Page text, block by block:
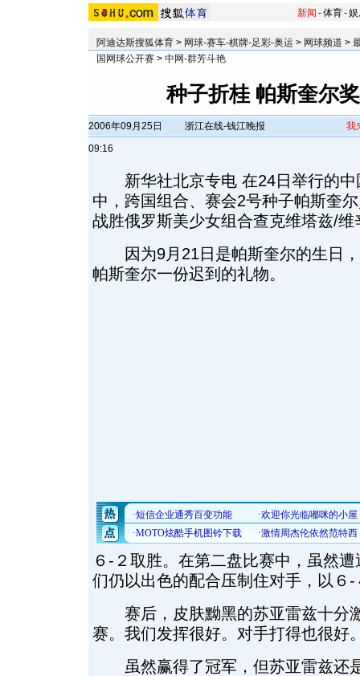
新闻 -体育-
阿迪达斯搜狐体育 > 网球-赛车-棋牌-足彩-奥运 > 网球频道 >
国网球公开赛 > 中网-群芳斗艳
种子折桂 帕斯奎尔
2006年09月25日
09:16
浙江在线-钱江晚报 我
新华社北京专电 在24日举行的中
中，跨国组合、赛会2号种子帕斯奎
战胜俄罗斯美少女组合查克维塔兹/
因为9月21日是帕斯奎尔的生日，
帕斯奎尔一份迟到的礼物。
６-２取胜。在第二盘比赛中，虽然
们仍以出色的配合压制住对手，以６
赛后，皮肤黝黑的苏亚雷兹十分
赛。我们发挥很好。对手打得也很好
虽然赢得了冠军，但苏亚雷兹还